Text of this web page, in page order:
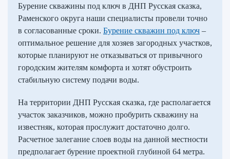
Бурение скважины под ключ в ДНП Русская сказка,
Раменского округа наши специалисты провели точно
в согласованные сроки. Бурение скважин под ключ –
оптимальное решение для хозяев загородных участков,
которые планируют не отказываться от привычного
городским жителям комфорта и хотят обустроить
стабильную систему подачи воды.
На территории ДНП Русская сказка, где располагается
участок заказчиков, можно пробурить скважину на
известняк, которая прослужит достаточно долго.
Расчетное залегание слоев воды на данной местности
предполагает бурение проектной глубиной 64 метра.